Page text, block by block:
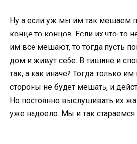
Ну а если уж мы им так мешаем
конце то концов. Если их что-то
им все мешают, то тогда пусть
дом и живут себе. В тишине и
так, а как иначе? Тогда только им
стороны не будет мешать, и
Но постоянно выслушивать их
уже надоело. Мы и так